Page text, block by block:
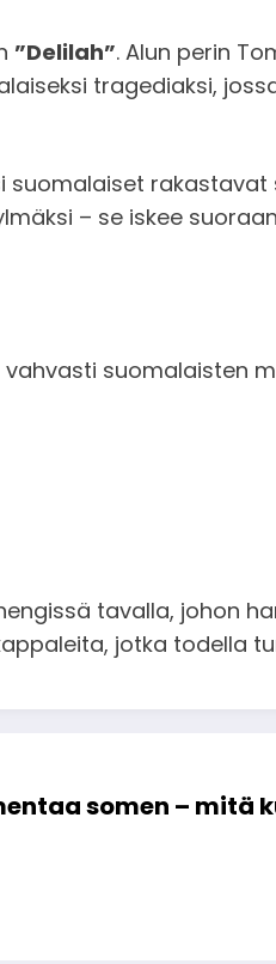
”Delilah”. Alun perin
tragediaksi,
rakastavat
– se iskee
suomalaisten
tavalla, johon
jotka todella
somen – mitä